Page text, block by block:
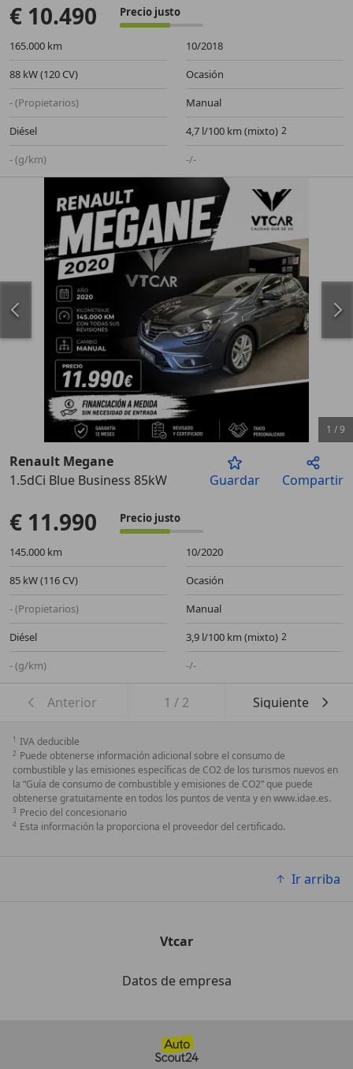
€ 10.490 Precio justo
165.000 km
10/2018
88 kW (120 CV)
Ocasión
- (Propietarios)
Manual
Diésel
4,7 l/100 km (mixto)
- (g/km)
-/-
Anterior
1 /9
Renault Megane
1.5dCi Blue Business 85kW
Guardar Compartir
€ 11.990 Precio justo
145.000 km
10/2020
85 kW (116 CV)
Ocasión
- (Propietarios)
Manual
Diésel
3,9 l/100 km (mixto)
- (g/km)
-/-
Anterior 1 / 2 Siguiente
1 IVA deducible
2 Puede obtenerse información adicional sobre el consumo de
combustible y las emisiones específicas de CO2 de los turismos nuevos en
la “Guía de consumo de combustible y emisiones de CO2” que puede
obtenerse gratuitamente en todos los puntos de venta y en www.idae.es.
3 Precio del concesionario
4 Esta información la proporciona el proveedor del certificado.
Ir arriba
Vtcar
Datos de empresa